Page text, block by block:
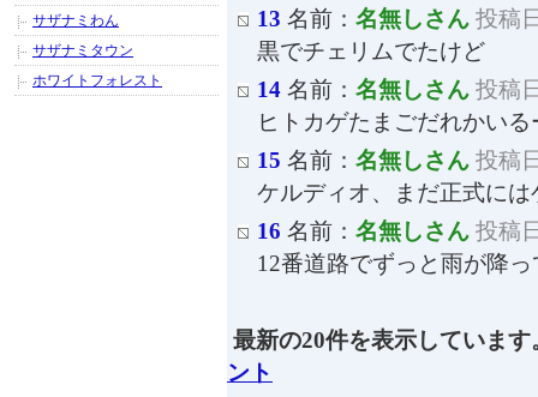
13 名前： 名無しさん 投稿
黒でチェリムでたけど
14 名前： 名無しさん 投稿
ヒトカゲたまごだれかいる
15 名前： 名無しさん 投稿
ケルディオ、まだ正式に
16 名前： 名無しさん 投稿
12番道路でずっと雨が降
最新の20件を表示していま
ント
サザナミわん
サザナミタウン
ホワイトフォレスト